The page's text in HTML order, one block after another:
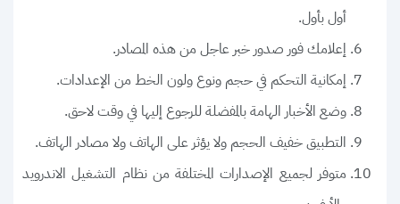
أول بأول.
إعلامك فور صدور خبر عاجل من هذه المصادر.
إمكانية التحكم في حجم ونوع ولون الخط من الإعدادات.
وضع الأخبار الهامة بالمفضلة للرجوع إليها في وقت لاحق.
التطبيق خفيف الحجم ولا يؤثر على الهاتف ولا مصادر الهاتف.
متوفر لجميع الإصدارات المختلفة من نظام التشغيل الاندرويد